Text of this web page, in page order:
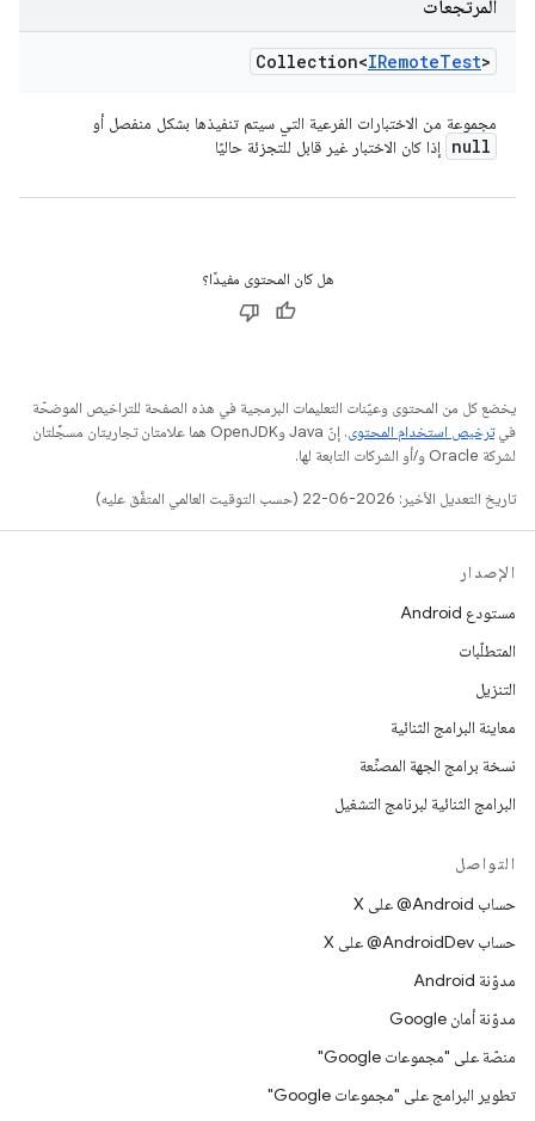
المرتجعات
Collection<IRemoteTest>
مجموعة من الاختبارات الفرعية التي سيتم تنفيذها بشكل منفصل أو
null إذا كان الاختبار غير قابل للتجزئة حاليًا
هل كان المحتوى مفيدًا؟
يخضع كل من المحتوى وعيّنات التعليمات البرمجية في هذه الصفحة للتراخيص الموضحّة
فيترخيص استخدام المحتوى
. إنّ Java وOpenJDK هما علامتان تجاريتان مسجَّلتان
لشركة Oracle و/أو الشركات التابعة لها.
تاريخ التعديل الأخير: 2026-06-22 (حسب التوقيت العالمي المتفَّق عليه)
الإصدار
مستودع Android
المتطلّبات
التنزيل
معاينة البرامج الثنائية
نسخة برامج الجهة المصنِّعة
البرامج الثنائية لبرنامج التشغيل
التواصل
حساب ‎@Android على X
حساب ‎@AndroidDev على X
مدوّنة Android
مدوّنة أمان Google
منصّة على "مجموعات Google"
تطوير البرامج على "مجموعات Google"